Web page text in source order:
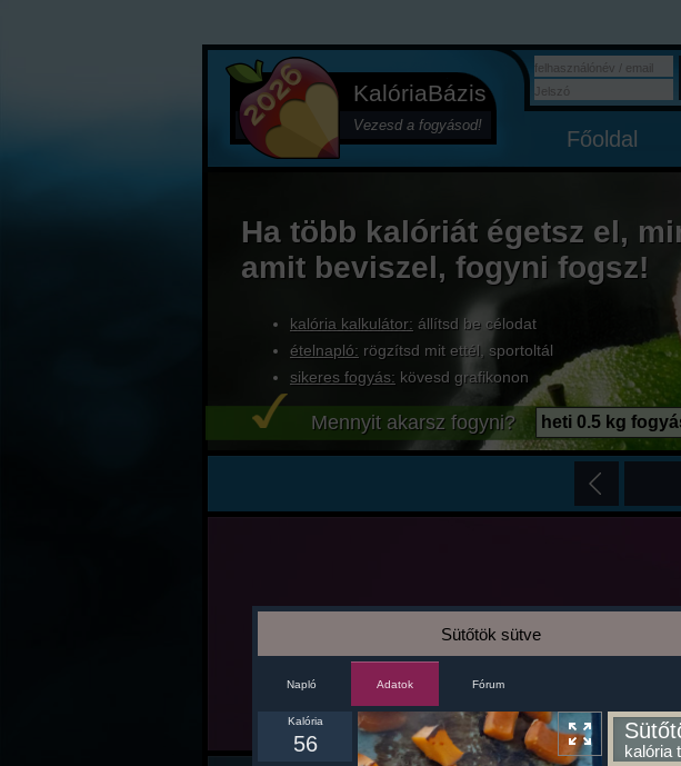
KalóriaBázis
Vezesd a fogyásod!
Főoldal
Ha több kalóriát égetsz el,
amit beviszel, fogyni fogsz!
kalória kalkulátor: állítsd be célodat
ételnapló: rögzítsd mit ettél, sportoltál
sikeres fogyás: kövesd grafikonon
Mennyit akarsz fogyni? heti 0.5 kg
Sütőtök sütve
Napló Adatok Fórum
Kalória
56
kalória